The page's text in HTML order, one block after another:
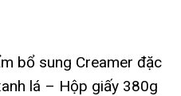
bổ sung Creamer đặc
lá – Hộp giấy 380g